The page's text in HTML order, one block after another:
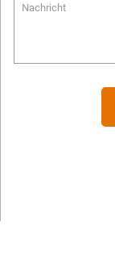
Nachricht